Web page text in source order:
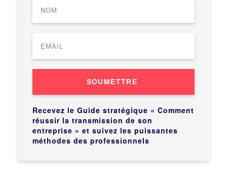
SOUMETTRE
Recevez le Guide stratégique « Comment
réussir la transmission de son
entreprise » et suivez les puissantes
méthodes des professionnels